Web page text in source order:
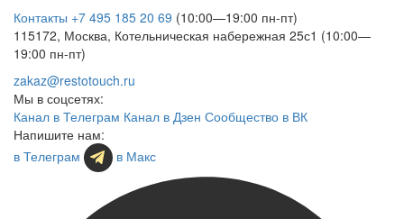
Контакты +7 495 185 20 69 (10:00—19:00 пн-пт)
115172, Москва, Котельническая набережная 25с1 (10:00—
19:00 пн-пт)
zakaz@restotouch.ru
Мы в соцсетях:
Канал в Телеграм Канал в Дзен Сообщество в ВК
Напишите нам:
в Телеграм
в Макс